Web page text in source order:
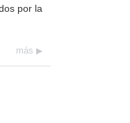
por la
más